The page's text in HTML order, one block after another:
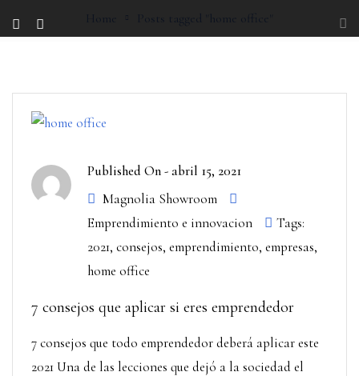
Home Posts tagged "home office"
Published On -abril 15, 2021
Magnolia Showroom
Emprendimiento e innovacion
Tags:
2021, consejos, emprendimiento, empresas,
home office
7 consejos que aplicar si eres emprendedor
7 consejos que todo emprendedor deberá aplicar este
2021 Una de las lecciones que dejó a la sociedad el